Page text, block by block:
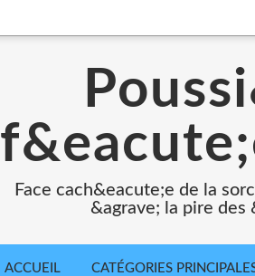
Face cach&eacute;e de la
&agrave; la pire
ACCUEIL CATÉGORIES